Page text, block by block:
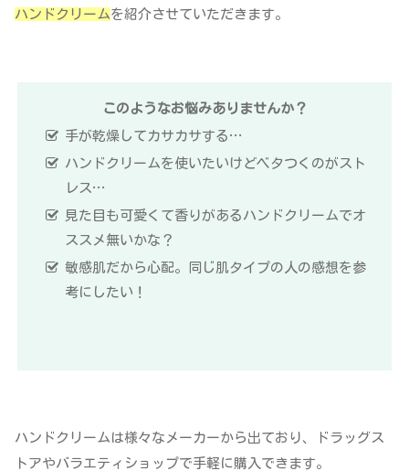
ハンドクリームを紹介させていただきます。
このようなお悩みありませんか？
手が乾燥してカサカサする…
ハンドクリームを使いたいけどベタつくのがスト
レス…
見た目も可愛くて香りがあるハンドクリームでオ
ススメ無いかな？
敏感肌だから心配。同じ肌タイプの人の感想を参
考にしたい！
ハンドクリームは様々なメーカーから出ており、ドラッグス
トアやバラエティショップで手軽に購入できます。